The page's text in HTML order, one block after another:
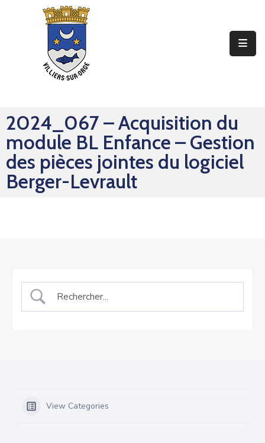
Sorties
Mes
Démarches
2024_067 – Acquisition du
module BL Enfance – Gestion
des pièces jointes du logiciel
Berger-Levrault
View Categories